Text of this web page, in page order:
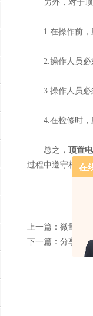
另外，对于顶
1.在操作前，应
2.操作人员必须
3.操作人员必须
4.在检修时，应
总之， 顶置
过程中遵守相关
上一篇： 微量匀
下一篇： 分享影